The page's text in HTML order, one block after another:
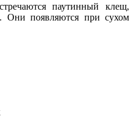
паутинный клещ,
Они появляются при сухом